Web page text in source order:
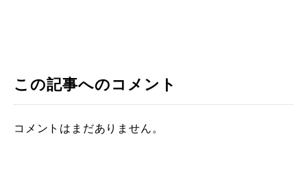
この記事へのコメント
コメントはまだありません。